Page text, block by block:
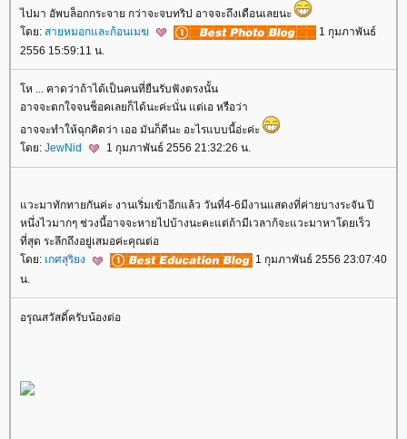
ไปมา อัพบล็อกกระจาย กว่าจะจบทริป อาจจะถึงเดือนเลยนะ
ดย: สายหมอกและก้อนเมฆ
1 กุมภาพันธ์
2556 15:59:11 น.
ห ... คาดว่าถ้าได้เป็นคนที่ยืนรับฟังตรงนั้น
อาจจะตกใจจนช็อคเลยก็ได้นะค่ะนั่น แต่เอ หรือว่า
อาจจะทำให้ฉุกคิดว่า เออ มันก็ดีนะ อะไรแบบนี้อ่ะค่ะ
ดย: JewNid 1 กุมภาพันธ์ 2556 21:32:26 น.
วะมาทักทายกันค่ะ งานเริ่มเข้าอีกแล้ว วันที่4-6มีงานแสดงที่ค่ายบางระจัน ปี
หนึ่งไวมากๆ ช่วงนี้อาจจะหายไปบ้างนะคะแต่ถ้ามีเวลาก้จะแวะมาหาโดยเร็ว
ที่สุด ระลึกถึงอยู่เสมอค่ะคุณต่อ
ดย: เกศสุริยง
1 กุมภาพันธ์ 2556 23:07:40
น.
อรุณสวัสดิ์ครับน้องต่อ